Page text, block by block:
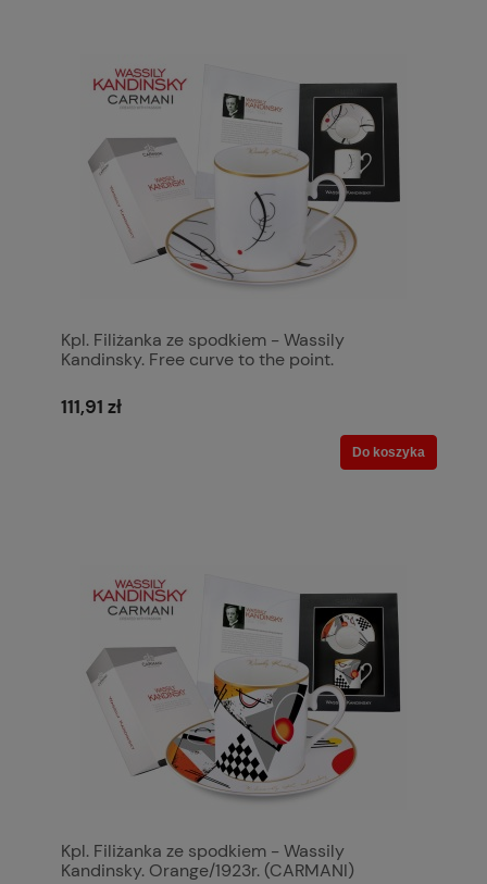
Kpl. Filiżanka ze spodkiem - Wassily
Kandinsky. Free curve to the point.
111,91 zł
Do koszyka
Kpl. Filiżanka ze spodkiem - Wassily
Kandinsky. Orange/1923r. (CARMANI)